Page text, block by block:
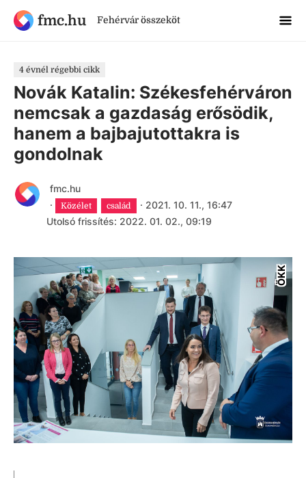
fmc.hu Fehérvár összeköt
4 évnél régebbi cikk
Novák Katalin: Székesfehérváron
nemcsak a gazdaság erősödik,
hanem a bajbajutottakra is
gondolnak
fmc.hu
·
Közélet család · 2021. 10. 11., 16:47
Utolsó frissítés: 2022. 01. 02., 09:19
ÖKK